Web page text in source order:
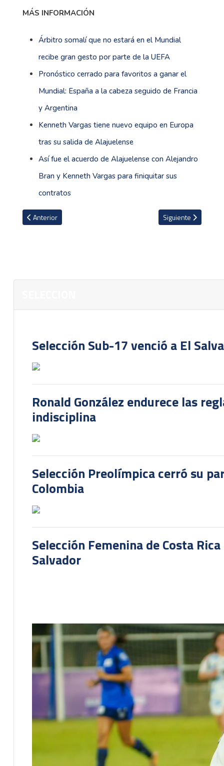
MÁS INFORMACIÓN
Árbitro somalí que no estará en el Mundial
recibe gran gesto por parte de la UEFA
Pronóstico cerrado para favoritos a ganar el
Mundial: España a la cabeza seguido de Francia
y Argentina
Kenneth Vargas tiene nuevo equipo en Europa
tras su salida de Alajuelense
Así fue el acuerdo de Alajuelense con Alejandro
Bran y Kenneth Vargas para finiquitar sus
contratos
Artículo anterior: Selección Preolímpica de Costa Rica le gana a
Anterior Artículo siguiente:
Siguiente
Selección Sub-17 venció a El
Ronald González endurece las
indisciplina
Selección Preolímpica cerró su
Colombia
Selección Femenina de Costa
Salvador